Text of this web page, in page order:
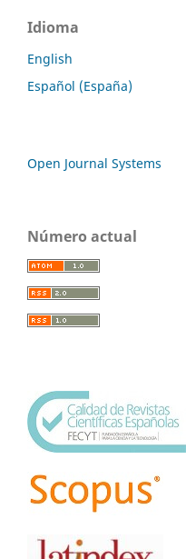
Idioma
English
Español (España)
Open Journal Systems
Número actual